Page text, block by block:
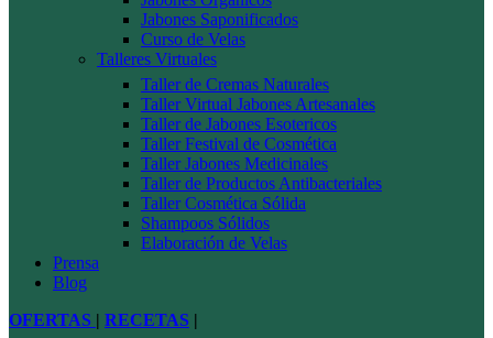
Jabones Saponificados
Curso de Velas
Talleres Virtuales
Taller de Cremas Naturales
Taller Virtual Jabones Artesanales
Taller de Jabones Esotericos
Taller Festival de Cosmética
Taller Jabones Medicinales
Taller de Productos Antibacteriales
Taller Cosmética Sólida
Shampoos Sólidos
Elaboración de Velas
Prensa
Blog
OFERTAS | RECETAS |